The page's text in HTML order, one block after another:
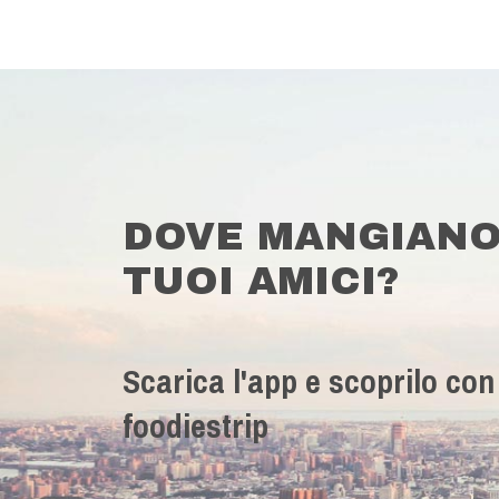
DOVE
TUOI AMICI?
Scarica l'app e scoprilo con
foodiestrip